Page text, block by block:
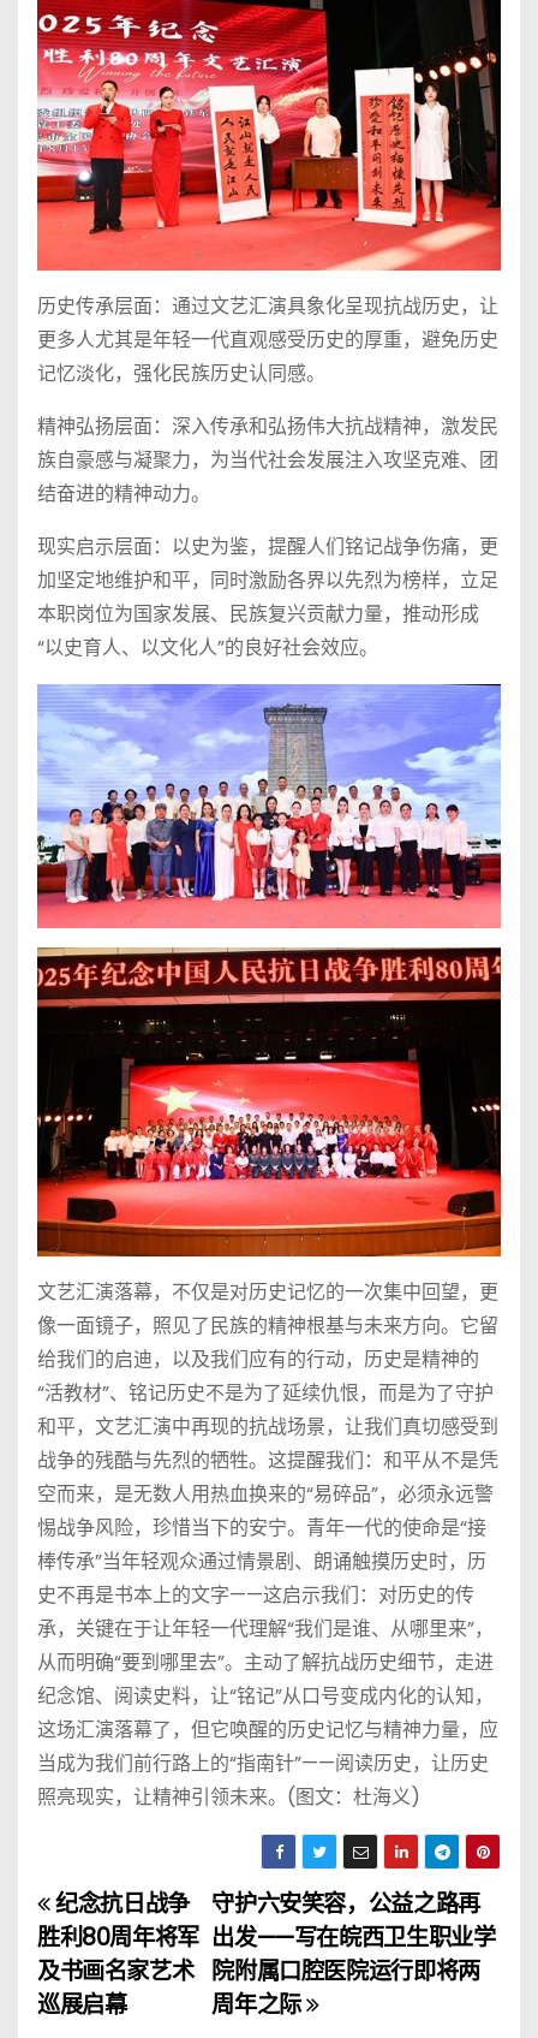
历史传承层面：通过文艺汇演具象化呈现抗战历史，让
更多人尤其是年轻一代直观感受历史的厚重，避免历史
记忆淡化，强化民族历史认同感。
精神弘扬层面：深入传承和弘扬伟大抗战精神，激发民
族自豪感与凝聚力，为当代社会发展注入攻坚克难、团
结奋进的精神动力。
现实启示层面：以史为鉴，提醒人们铭记战争伤痛，更
加坚定地维护和平，同时激励各界以先烈为榜样，立足
本职岗位为国家发展、民族复兴贡献力量，推动形成
“以史育人、以文化人”的良好社会效应。
文艺汇演落幕，不仅是对历史记忆的一次集中回望，更
像一面镜子，照见了民族的精神根基与未来方向。它留
给我们的启迪，以及我们应有的行动，历史是精神的
“活教材”、铭记历史不是为了延续仇恨，而是为了守护
和平，文艺汇演中再现的抗战场景，让我们真切感受到
战争的残酷与先烈的牺牲。这提醒我们：和平从不是凭
空而来，是无数人用热血换来的“易碎品”，必须永远警
惕战争风险，珍惜当下的安宁。青年一代的使命是“接
棒传承”当年轻观众通过情景剧、朗诵触摸历史时，历
史不再是书本上的文字——这启示我们：对历史的传
承，关键在于让年轻一代理解“我们是谁、从哪里来”，
从而明确“要到哪里去”。主动了解抗战历史细节，走进
纪念馆、阅读史料，让“铭记”从口号变成内化的认知，
这场汇演落幕了，但它唤醒的历史记忆与精神力量，应
当成为我们前行路上的“指南针”——阅读历史，让历史
照亮现实，让精神引领未来。(图文：杜海义)
文
章
导
守护六安笑容，公益之路再
出发——写在皖西卫生职业学
院附属口腔医院运行即将两
周年之际
纪念抗日战争
胜利80周年将军
及书画名家艺术
巡展启幕